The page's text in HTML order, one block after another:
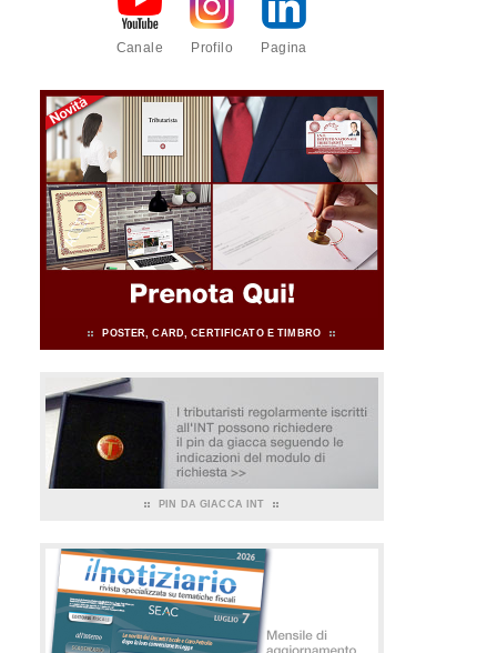
Canale Profilo Pagina
POSTER, CARD, CERTIFICATO E TIMBRO
PIN DA GIACCA INT